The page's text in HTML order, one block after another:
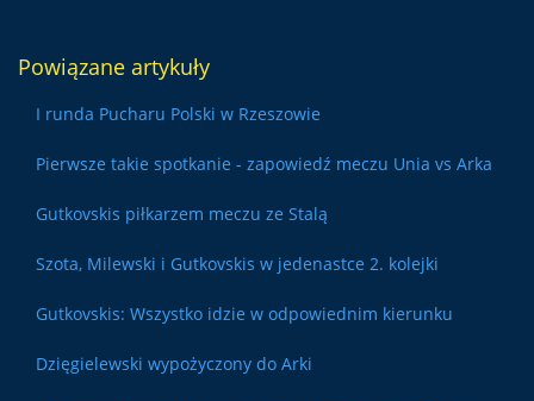
Powiązane artykuły
I runda Pucharu Polski w Rzeszowie
Pierwsze takie spotkanie - zapowiedź meczu Unia vs Arka
Gutkovskis piłkarzem meczu ze Stalą
Szota, Milewski i Gutkovskis w jedenastce 2. kolejki
Gutkovskis: Wszystko idzie w odpowiednim kierunku
Dzięgielewski wypożyczony do Arki